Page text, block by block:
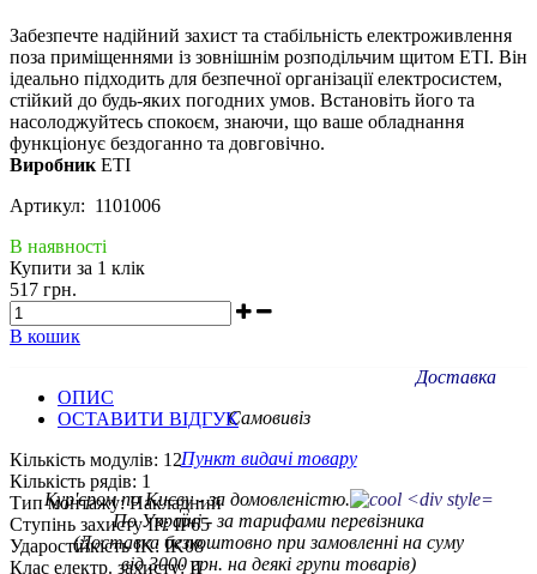
Забезпечте надійний захист та стабільність електроживлення
поза приміщеннями із зовнішнім розподільчим щитом ETI. Він
ідеально підходить для безпечної організації електросистем,
стійкий до будь-яких погодних умов. Встановіть його та
насолоджуйтесь спокоєм, знаючи, що ваше обладнання
функціонує бездоганно та довговічно.
Виробник ETI
Артикул: 1101006
В наявності
Купити за 1 клiк
517 грн.
В кошик
Доставка
Самовивіз
Пункт видачі товару
Кур'єром по Києву - за домовленістю.
По Україні - за тарифами перевізника
(Доставка безкоштовно при замовленні на суму
від 3000 грн. на деякі групи товарів)
ОПИС
ОСТАВИТИ ВІДГУК
Кількість модулів: 12
Кількість рядів: 1
Тип монтажу: Накладний
Ступінь захисту IP: IP65
Ударостійкість IK: IK08
Клас електр. захисту: II